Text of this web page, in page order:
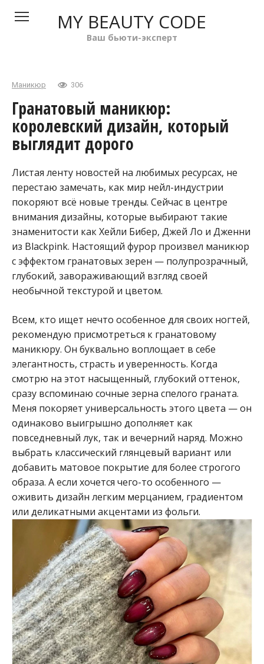
MY BEAUTY CODE
Ваш бьюти-эксперт
Маникюр 306
Гранатовый маникюр:
королевский дизайн, который
выглядит дорого
Листая ленту новостей на любимых ресурсах, не
перестаю замечать, как мир нейл-индустрии
покоряют всё новые тренды. Сейчас в центре
внимания дизайны, которые выбирают такие
знаменитости как Хейли Бибер, Джей Ло и Дженни
из Blackpink. Настоящий фурор произвел маникюр
с эффектом гранатовых зерен — полупрозрачный,
глубокий, завораживающий взгляд своей
необычной текстурой и цветом.
Всем, кто ищет нечто особенное для своих ногтей,
рекомендую присмотреться к гранатовому
маникюру. Он буквально воплощает в себе
элегантность, страсть и уверенность. Когда
смотрю на этот насыщенный, глубокий оттенок,
сразу вспоминаю сочные зерна спелого граната.
Меня покоряет универсальность этого цвета — он
одинаково выигрышно дополняет как
повседневный лук, так и вечерний наряд. Можно
выбрать классический глянцевый вариант или
добавить матовое покрытие для более строгого
образа. А если хочется чего-то особенного —
оживить дизайн легким мерцанием, градиентом
или деликатными акцентами из фольги.